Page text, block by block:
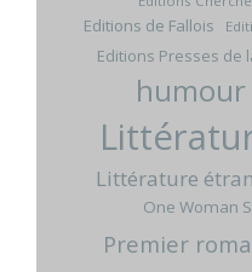
Editions de Fallois
Editions Presses de
humour
Littérature
One Woman
Premier